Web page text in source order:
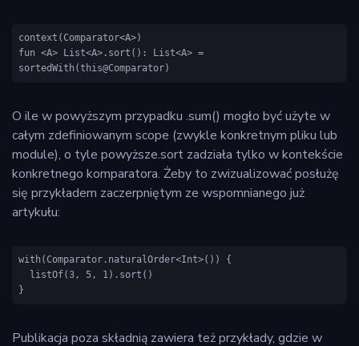
context(Comparator<A>)
fun <A> List<A>.sort(): List<A> =
sortedWith(this@Comparator)
O ile w powyższym przypadku .sum() mogło być użyte w
całym zdefiniowanym scope (zwykle konkretnym pliku lub
module), o tyle powyższe.sort zadziała tylko w kontekście
konkretnego komparatora. Żeby to zwizualizować posłużę
się przykładem zaczerpniętym ze wspomnianego już
artykułu:
with(Comparator.naturalOrder<Int>()) {
}
Publikacja poza składnią zawiera też przykłady, gdzie w